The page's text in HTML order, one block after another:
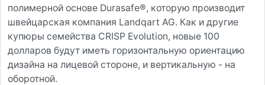
полимерной основе Durasafe®, которую производит
швейцарская компания Landqart AG. Как и другие
купюры семейства CRISP Evolution, новые 100
долларов будут иметь горизонтальную ориентацию
дизайна на лицевой стороне, и вертикальную - на
оборотной.